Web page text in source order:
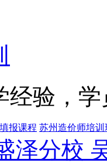
经验，
报课程 苏州造价师培训
泽分校